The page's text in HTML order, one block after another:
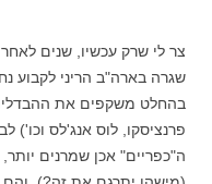
צר לי שרק עכשיו, שנים
שגרה בארה"ב הריני לקבוע
בהחלט משקפים את ההבדלים
פרנציסקו, לוס אנג'לס וכו')
ה"כפריים" אכן שמרנים